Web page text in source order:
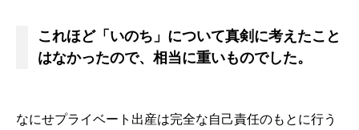
これほど「いのち」について真剣に考えたこと
はなかったので、相当に重いものでした。
なにせプライベート出産は完全な自己責任のもとに行う